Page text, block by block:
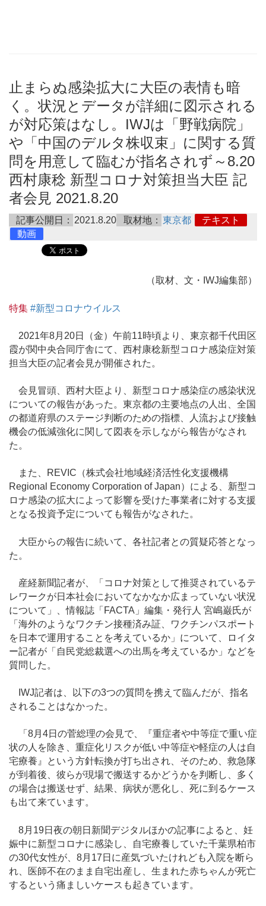
止まらぬ感染拡大に大臣の表情も暗
く。状況とデータが詳細に図示される
が対応策はなし。IWJは「野戦病院」
や「中国のデルタ株収束」に関する質
問を用意して臨むが指名されず～8.20
西村康稔 新型コロナ対策担当大臣 記
者会見 2021.8.20
記事公開日： 2021.8.20 取材地： 東京都
テキスト
動画
（取材、文・IWJ編集部）
特集 #新型コロナウイルス
2021年8月20日（金）午前11時頃より、東京都千代田区
霞が関中央合同庁舎にて、西村康稔新型コロナ感染症対策
担当大臣の記者会見が開催された。
会見冒頭、西村大臣より、新型コロナ感染症の感染状況
についての報告があった。東京都の主要地点の人出、全国
の都道府県のステージ判断のための指標、人流および接触
機会の低減強化に関して図表を示しながら報告がなされ
た。
また、REVIC（株式会社地域経済活性化支援機構
Regional Economy Corporation of Japan）による、新型コ
ロナ感染の拡大によって影響を受けた事業者に対する支援
となる投資予定についても報告がなされた。
大臣からの報告に続いて、各社記者との質疑応答となっ
た。
産経新聞記者が、「コロナ対策として推奨されているテ
レワークが日本社会においてなかなか広まっていない状況
について」、情報誌「FACTA」編集・発行人 宮嶋巌氏が
「海外のようなワクチン接種済み証、ワクチンパスポート
を日本で運用することを考えているか」について、ロイタ
ー記者が「自民党総裁選への出馬を考えているか」などを
質問した。
IWJ記者は、以下の3つの質問を携えて臨んだが、指名
されることはなかった。
「8月4日の菅総理の会見で、『重症者や中等症で重い症
状の人を除き、重症化リスクが低い中等症や軽症の人は自
宅療養』という方針転換が打ち出され、そのため、救急隊
が到着後、彼らが現場で搬送するかどうかを判断し、多く
の場合は搬送せず、結果、病状が悪化し、死に到るケース
も出て来ています。
8月19日夜の朝日新聞デジタルほかの記事によると、妊
娠中に新型コロナに感染し、自宅療養していた千葉県柏市
の30代女性が、8月17日に産気づいたけれども入院を断ら
れ、医師不在のまま自宅出産し、生まれた赤ちゃんが死亡
するという痛ましいケースも起きています。